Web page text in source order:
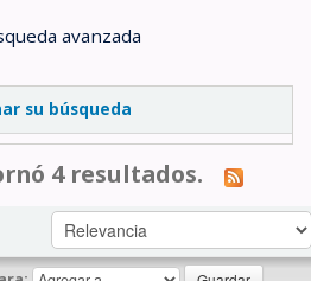
avanzada
su búsqueda
4 resultados.